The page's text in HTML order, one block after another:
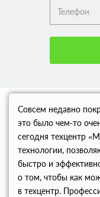
Совсем недавно
это было чем-то
сегодня техцентр
технологии,
быстро и
о том, чтобы как
в техцентр.